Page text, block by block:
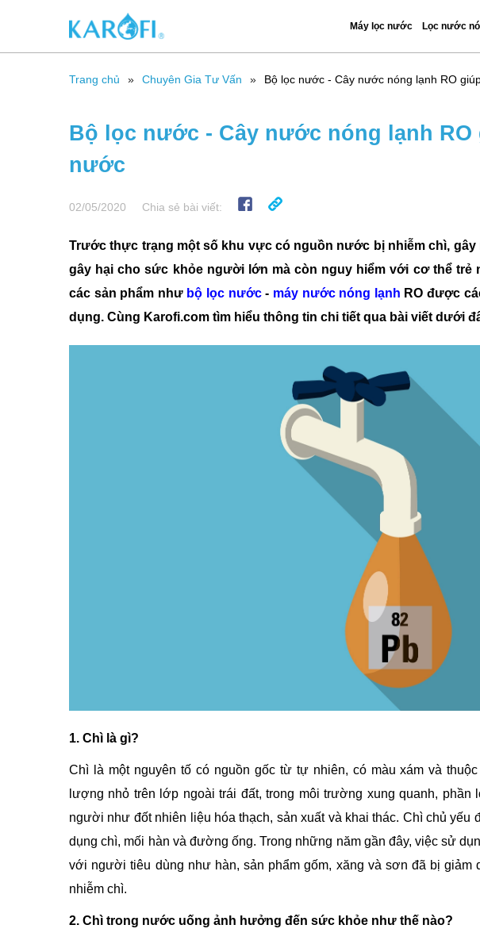
Máy lọc nước Lọc nước
Trang chủ Chuyên Gia Tư Vấn Bộ lọc nước - Cây nước nóng lạnh RO
Bộ lọc nước - Cây nước nóng lạnh
nước
02/05/2020 Chia sẻ bài viết:
Trước thực trạng một số khu vực có nguồn nước bị nhiễm chì,
gây hại cho sức khỏe người lớn mà còn nguy hiểm với cơ thể
các sản phẩm như bộ lọc nước- máy nước nóng lạnh RO được
dụng. Cùng Karofi.com tìm hiểu thông tin chi tiết qua bài viết dưới
1. Chì là gì?
Chì là một nguyên tố có nguồn gốc từ tự nhiên, có màu xám và
lượng nhỏ trên lớp ngoài trái đất, trong môi trường xung quanh,
người như đốt nhiên liệu hóa thạch, sản xuất và khai thác. Chì chủ
dụng chì, mối hàn và đường ống. Trong những năm gần đây, việc sử
với người tiêu dùng như hàn, sản phẩm gốm, xăng và sơn đã bị giảm
nhiễm chì.
2. Chì trong nước uống ảnh hưởng đến sức khỏe như thế nào?